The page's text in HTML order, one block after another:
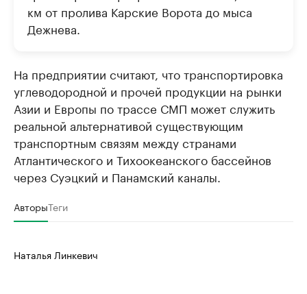
км от пролива Карские Ворота до мыса
Дежнева.
На предприятии считают, что транспортировка
углеводородной и прочей продукции на рынки
Азии и Европы по трассе СМП может служить
реальной альтернативой существующим
транспортным связям между странами
Атлантического и Тихоокеанского бассейнов
через Суэцкий и Панамский каналы.
АвторыТеги
Наталья Линкевич